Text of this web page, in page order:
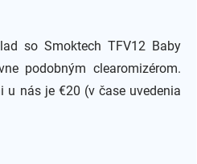
so Smoktech TFV12 Baby
podobným clearomizérom.
u nás je €20 (v čase uvedenia